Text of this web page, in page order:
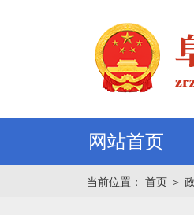
网站首页
当前位置： 首页 ＞